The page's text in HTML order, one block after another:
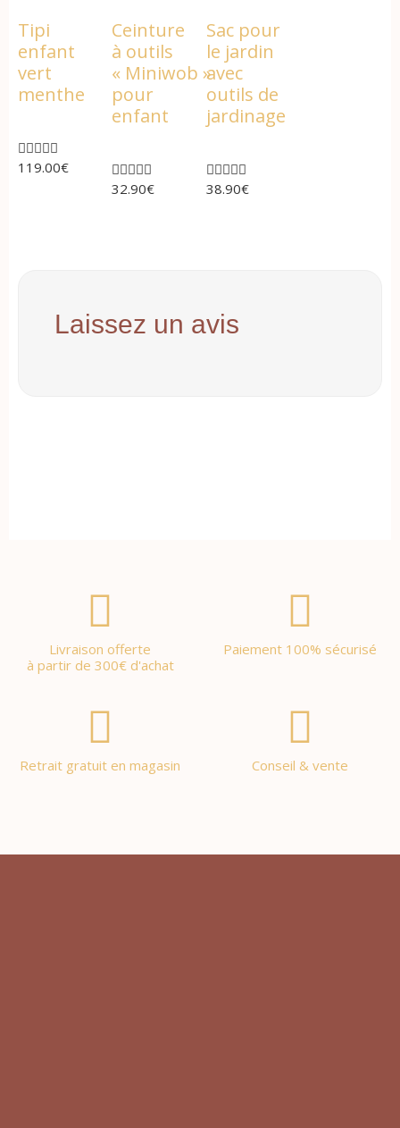
Tipi
enfant
vert
menthe

119.00€
Ceinture
à outils
« Miniwob »
pour
enfant

32.90€
Sac pour
le jardin
avec
outils de
jardinage

38.90€
Laissez un avis
Livraison offerte
à partir de 300€ d'achat
Paiement 100% sécurisé
Retrait gratuit en magasin Conseil & vente